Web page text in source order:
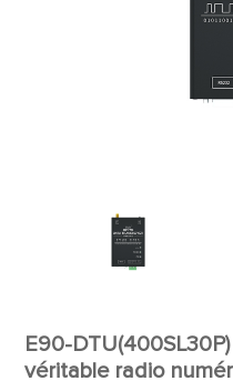
E90-
véritable radio